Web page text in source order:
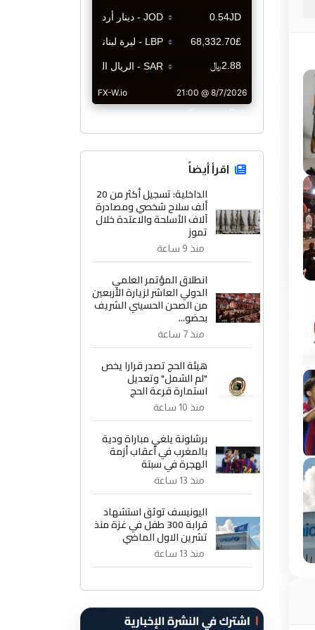
CurrencyRate
اقرأ أيضاً
الداخلية: تسجيل أكثر من 20
ألف سلاح شخصي ومصادرة
آلاف الأسلحة والاعتدة خلال
تموز
منذ 9 ساعة
انطلاق المؤتمر العلمي
الدولي العاشر لزيارة الأربعين
من الصحن الحسيني الشريف
بحضو...
منذ 7 ساعة
هيئة الحج تصدر قرارا يخص
"لم الشمل" وتعديل
استمارة قرعة الحج
منذ 10 ساعة
برشلونة يلغي مباراة ودية
بالمغرب في أعقاب أزمة
الهجرة في سبتة
منذ 13 ساعة
اليونيسف توثق استشهاد
قرابة 300 طفل في غزة منذ
تشرين الاول الماضي
منذ 13 ساعة